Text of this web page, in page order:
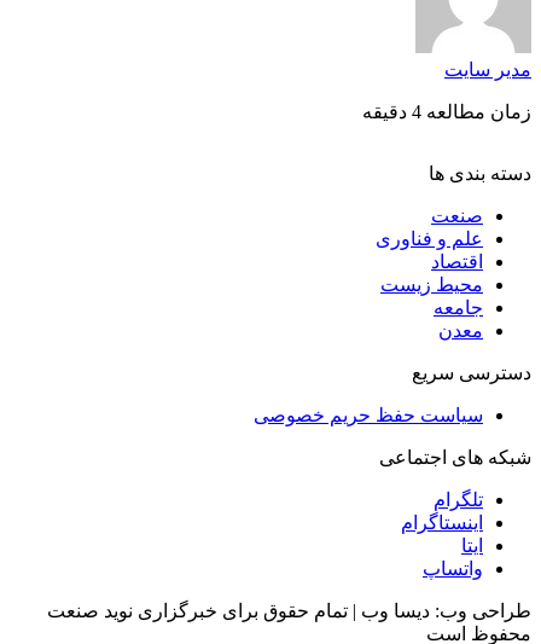
مدیر سایت
زمان مطالعه 4 دقیقه
دسته بندی ها
صنعت
علم و فناوری
اقتصاد
محیط زیست
جامعه
معدن
دسترسی سریع
سیاست حفظ حریم خصوصی
شبکه های اجتماعی
تلگرام
اینستاگرام
ایتا
واتساپ
طراحی وب: دیسا وب | تمام حقوق برای خبرگزاری نوید صنعت
محفوظ است